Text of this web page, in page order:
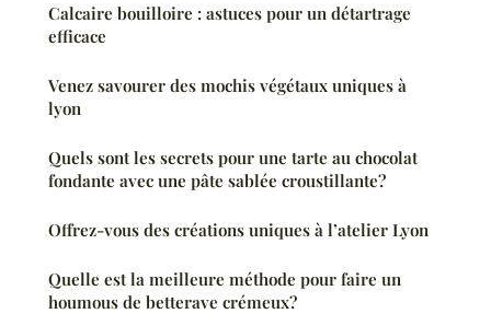
Calcaire bouilloire : astuces pour un détartrage
efficace
Venez savourer des mochis végétaux uniques à
lyon
Quels sont les secrets pour une tarte au chocolat
fondante avec une pâte sablée croustillante?
Offrez-vous des créations uniques à l’atelier Lyon
Quelle est la meilleure méthode pour faire un
houmous de betterave crémeux?